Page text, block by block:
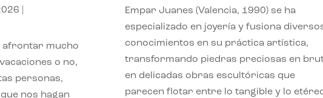
afrontar mucho
o no,
personas,
nos hagan
Empar Juanes (Valencia, 1990) se ha
especializado en joyería y fusiona
conocimientos en su práctica artística,
transformando piedras preciosas en
en delicadas obras escultóricas que
parecen flotar entre lo tangible y lo